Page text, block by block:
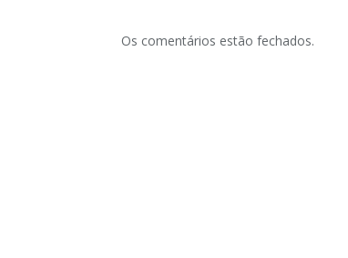
Os comentários estão fechados.